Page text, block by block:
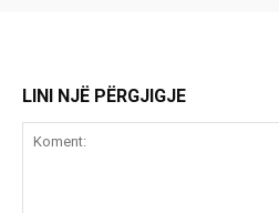
LINI NJË PËRGJIGJE